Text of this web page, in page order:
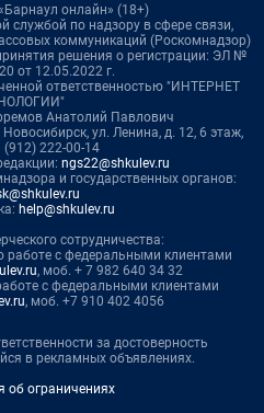
онлайн» (18+)
службой по надзору в сфере связи,
коммуникаций (Роскомнадзор)
решения о регистрации: ЭЛ №
от 12.05.2022 г.
ответственностью "ИНТЕРНЕТ
Анатолий Павлович
ул. Ленина, д. 12, 6 этаж,
(912) 222-00-14
ngs22@shkulev.ru
и государственных органов:
help@shkulev.ru
сотрудничества:
с федеральными клиентами
, моб. + 7 982 640 34 32
с федеральными клиентами
, моб. +7 910 402 4056
за достоверность
в рекламных объявлениях.
об ограничениях